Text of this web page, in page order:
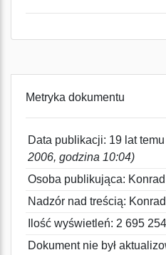
Metryka dokumentu
Data publikacji: 19 lat temu
2006, godzina 10:04)
Osoba publikująca: Konrad
Nadzór nad treścią:
Ilość wyświetleń: 2 695 254
Dokument nie był